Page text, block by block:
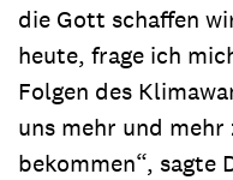
die Gott schaffen
heute, frage ich
Folgen des
uns mehr und mehr
bekommen“, sagte